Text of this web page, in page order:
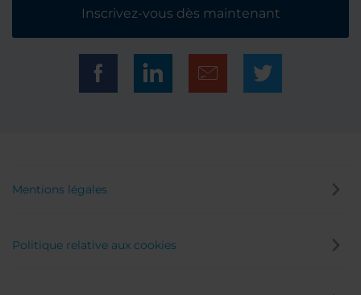
Inscrivez-vous dès maintenant
Mentions légales
Politique relative aux cookies